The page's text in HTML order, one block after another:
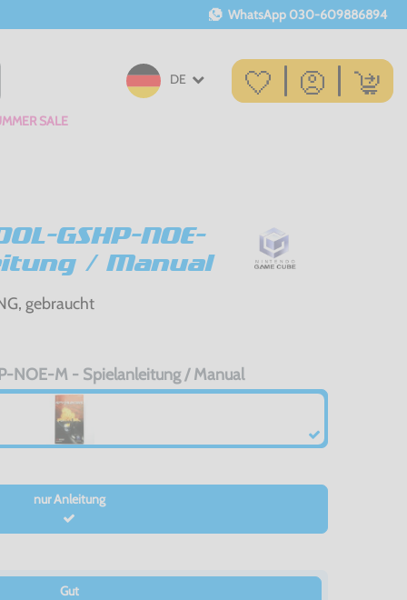
WhatsApp 030-609886894
DE
SALE
GSHP-NOE-
/ Manual
gebraucht
NOE-M - Spielanleitung / Manual
nur Anleitung
Gut